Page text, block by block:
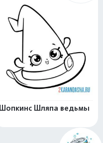
Шопкинс Шляпа ведьмы